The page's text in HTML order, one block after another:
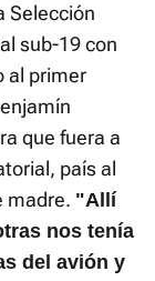
Selección
sub-19 con
al primer
que fuera a
país al
madre. "Allí
nos tenía
del avión y